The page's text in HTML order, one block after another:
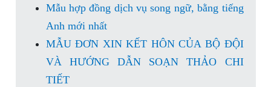
Mẫu hợp đồng dịch vụ song ngữ, bằng tiếng
Anh mới nhất
MẪU ĐƠN XIN KẾT HÔN CỦA BỘ ĐỘI
VÀ HƯỚNG DẪN SOẠN THẢO CHI
TIẾT